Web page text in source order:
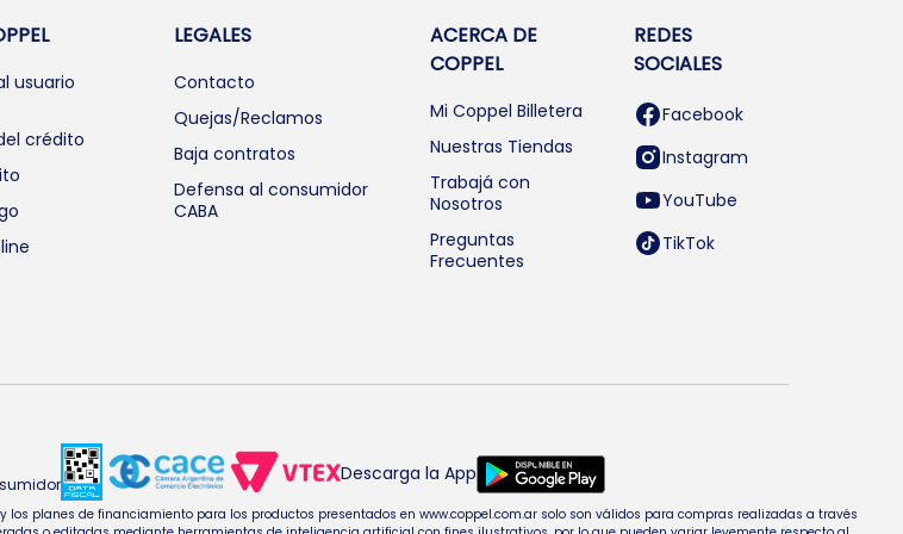
usuario
crédito
LEGALES
Contacto
Quejas/Reclamos
Baja contratos
Defensa al consumidor
CABA
ACERCA DE
COPPEL
Mi Coppel Billetera
Nuestras Tiendas
Trabajá con
Nosotros
Preguntas
Frecuentes
REDES
SOCIALES
Facebook
Instagram
YouTube
TikTok
Descarga la App
planes de financiamiento para los productos presentados en www.coppel.com.ar solo son válidos para compras realizadas a través